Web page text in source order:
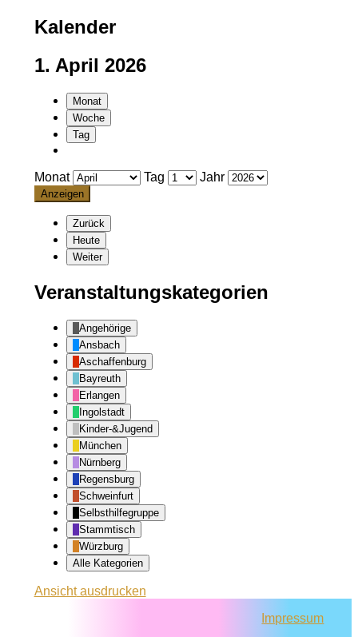
Kalender
1. April 2026
Monat
Woche
Tag
Monat Tag Jahr
Zurück
Heute
Weiter
Veranstaltungskategorien
Angehörige
Ansbach
Aschaffenburg
Bayreuth
Erlangen
Ingolstadt
Kinder-&Jugend
München
Nürnberg
Regensburg
Schweinfurt
Selbsthilfegruppe
Stammtisch
Würzburg
Alle Kategorien
Ansichtausdrucken
Impressum